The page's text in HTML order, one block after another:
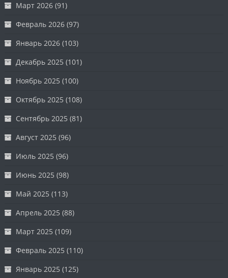
Март 2026 (91)
Февраль 2026 (97)
Январь 2026 (103)
Декабрь 2025 (101)
Ноябрь 2025 (100)
Октябрь 2025 (108)
Сентябрь 2025 (81)
Август 2025 (96)
Июль 2025 (96)
Июнь 2025 (98)
Май 2025 (113)
Апрель 2025 (88)
Март 2025 (109)
Февраль 2025 (110)
Январь 2025 (125)